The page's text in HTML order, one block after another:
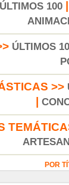
ÚLTIMOS 100
ÚLTIMOS
>>
POR